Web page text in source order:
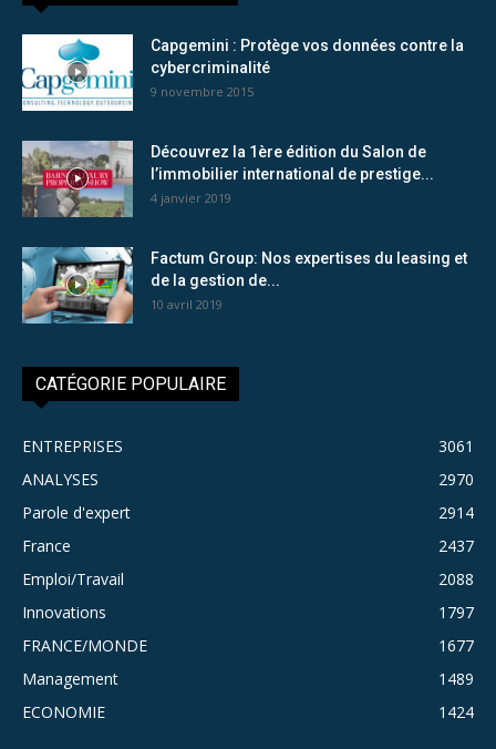
Capgemini : Protège vos données contre la
cybercriminalité
9 novembre 2015
Découvrez la 1ère édition du Salon de
l’immobilier international de prestige...
4 janvier 2019
Factum Group: Nos expertises du leasing et
de la gestion de...
10 avril 2019
CATÉGORIE POPULAIRE
ENTREPRISES
3061
ANALYSES
2970
Parole d'expert
2914
France
2437
Emploi/Travail
2088
Innovations
1797
FRANCE/MONDE
1677
Management
1489
ECONOMIE
1424